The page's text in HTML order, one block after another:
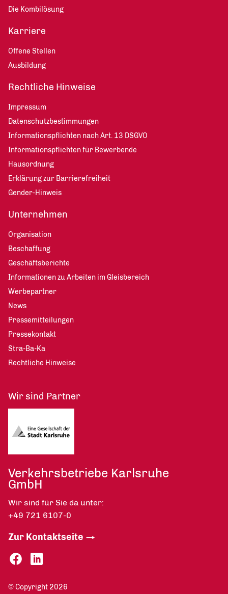
Die Kombilösung
Karriere
Offene Stellen
Ausbildung
Rechtliche Hinweise
Impressum
Datenschutzbestimmungen
Informationspflichten nach Art. 13 DSGVO
Informationspflichten für Bewerbende
Hausordnung
Erklärung zur Barrierefreiheit
Gender-Hinweis
Unternehmen
Organisation
Beschaffung
Geschäftsberichte
Informationen zu Arbeiten im Gleisbereich
Werbepartner
News
Pressemitteilungen
Pressekontakt
Stra-Ba-Ka
Rechtliche Hinweise
Wir sind Partner
Verkehrsbetriebe Karlsruhe
GmbH
Wir sind für Sie da unter:
+49 721 6107-0
Zur Kontaktseite
© Copyright 2026